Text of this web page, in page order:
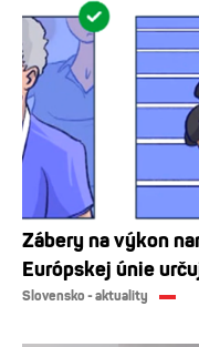
Zábery na výkon
Európskej únie
Slovensko - aktuality